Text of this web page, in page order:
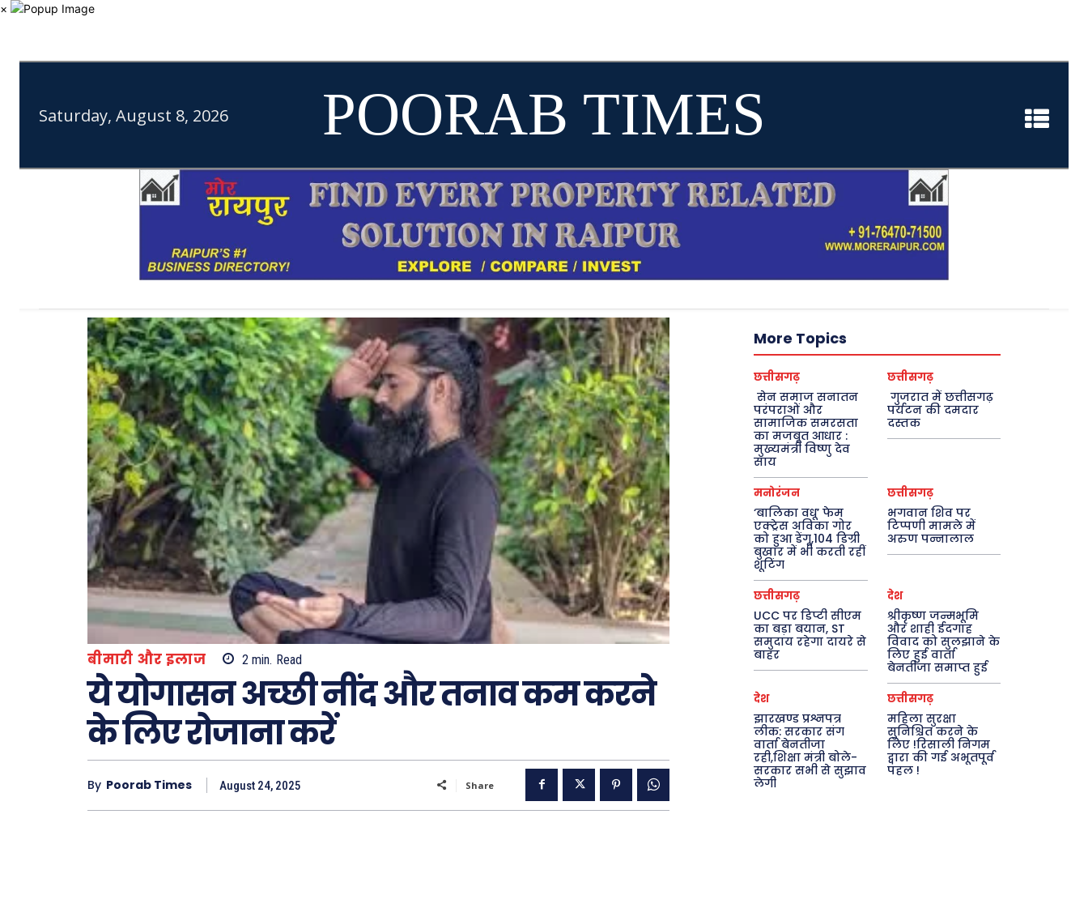
×
Saturday, August 8, 2026 POORAB TIMES
बीमारी और इलाज 2 min. Read
ये योगासन अच्छी नींद और तनाव कम करने
के लिए रोजाना करें
By Poorab Times August 24, 2025 Share
More Topics
छत्तीसगढ़
सेन समाज सनातन
परंपराओं और
सामाजिक समरसता
का मजबूत आधार :
मुख्यमंत्री विष्णु देव
साय
छत्तीसगढ़
गुजरात में छत्तीसगढ़
पर्यटन की दमदार
दस्तक
मनोरंजन
‘बालिका वधू’ फेम
एक्ट्रेस अविका गोर
को हुआ डेंगू,104 डिग्री
बुखार में भी करती रहीं
शूटिंग
छत्तीसगढ़
भगवान शिव पर
टिप्पणी मामले में
अरुण पन्नालाल
छत्तीसगढ़
UCC पर डिप्टी सीएम
का बड़ा बयान, ST
समुदाय रहेगा दायरे से
बाहर
देश
श्रीकृष्ण जन्मभूमि
और शाही ईदगाह
विवाद को सुलझाने के
लिए हुई वार्ता
बेनतीजा समाप्त हुई
देश
झारखण्ड प्रश्नपत्र
लीक: सरकार संग
वार्ता बेनतीजा
रही,शिक्षा मंत्री बोले-
सरकार सभी से सुझाव
लेगी
छत्तीसगढ़
महिला सुरक्षा
सुनिश्चित करने के
लिए !रिसाली निगम
द्वारा की गई अभूतपूर्व
पहल !